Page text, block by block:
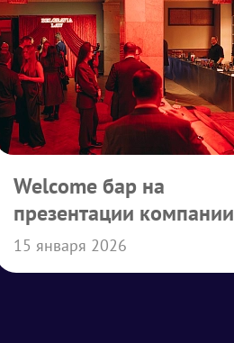
Welcome бар на
презентации компании
Belgravia Law
15 января 2026